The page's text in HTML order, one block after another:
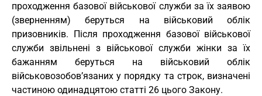
проходження базової військової служби за їх заявою
(зверненням) беруться на військовий облік
призовників. Після проходження базової військової
служби звільнені з військової служби жінки за їх
бажанням беруться на військовий облік
військовозобов’язаних у порядку та строк, визначені
частиною одинадцятою статті 26 цього Закону.